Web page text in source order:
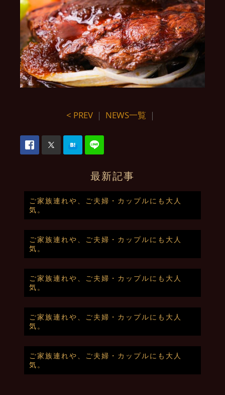
< PREV ｜ NEWS一覧 ｜
最新記事
ご家族連れや、ご夫婦・カップルにも大人
気。
ご家族連れや、ご夫婦・カップルにも大人
気。
ご家族連れや、ご夫婦・カップルにも大人
気。
ご家族連れや、ご夫婦・カップルにも大人
気。
ご家族連れや、ご夫婦・カップルにも大人
気。